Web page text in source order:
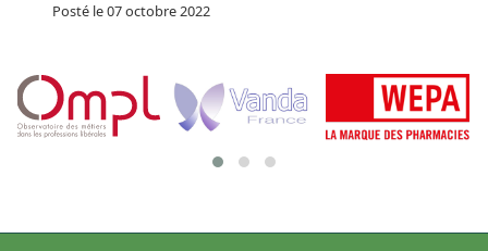
Posté le 07 octobre 2022